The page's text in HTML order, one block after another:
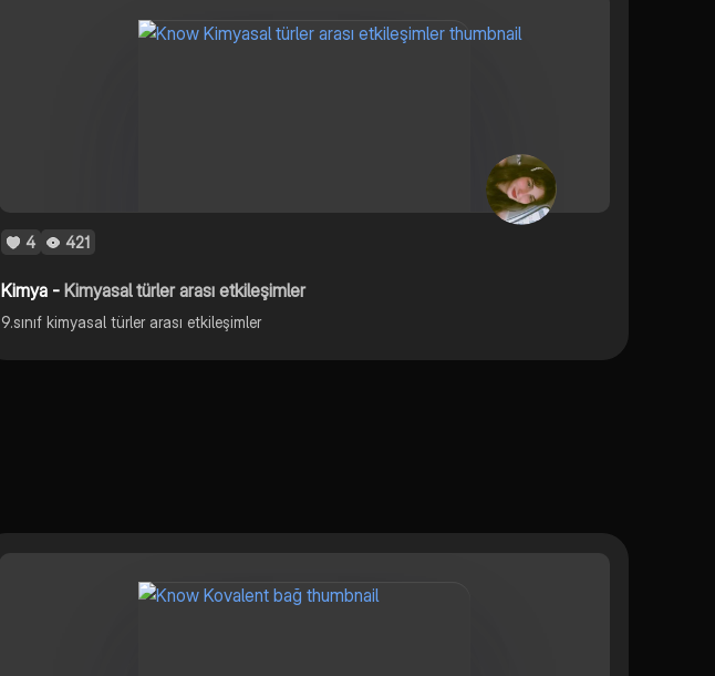
4 421
Kimya - Kimyasal türler arası etkileşimler
9.sınıf kimyasal türler arası etkileşimler